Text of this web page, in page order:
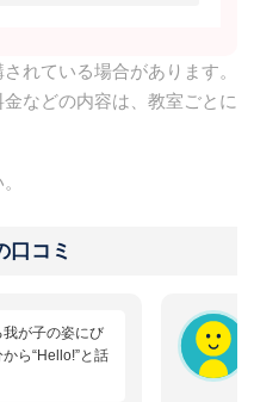
れている場合があります。
などの内容は、教室ごとに
口コミ
我が子の姿にび
ら“Hello!”と話